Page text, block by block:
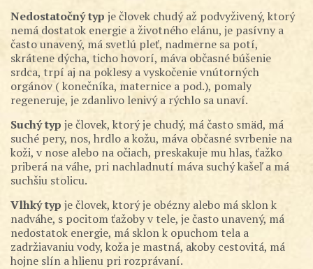
Nedostatočný typ je človek chudý až podvyživený, ktorý
nemá dostatok energie a životného elánu, je pasívny a
často unavený, má svetlú pleť, nadmerne sa potí,
skrátene dýcha, ticho hovorí, máva občasné búšenie
srdca, trpí aj na poklesy a vyskočenie vnútorných
orgánov ( konečníka, maternice a pod.), pomaly
regeneruje, je zdanlivo lenivý a rýchlo sa unaví.
Suchý typ je človek, ktorý je chudý, má často smäd, má
suché pery, nos, hrdlo a kožu, máva občasné svrbenie na
koži, v nose alebo na očiach, preskakuje mu hlas, ťažko
priberá na váhe, pri nachladnutí máva suchý kašeľ a má
suchšiu stolicu.
Vlhký typ je človek, ktorý je obézny alebo má sklon k
nadváhe, s pocitom ťažoby v tele, je často unavený, má
nedostatok energie, má sklon k opuchom tela a
zadržiavaniu vody, koža je mastná, akoby cestovitá, má
hojne slín a hlienu pri rozprávaní.